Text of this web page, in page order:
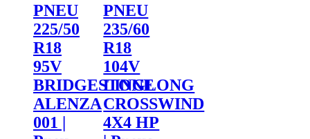
PNEU
225/50
R18
95V
BRIDGESTONE
ALENZA
001 |
PNEU
235/60
R18
104V
LINGLONG
CROSSWIND
4X4 HP